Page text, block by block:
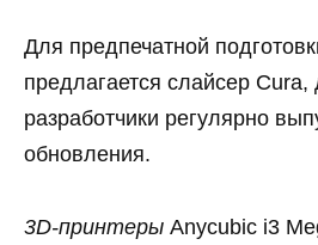
Для предпечатной
предлагается слайсер Cura,
разработчики регулярно
обновления.
3D-принтеры Anycubic i3